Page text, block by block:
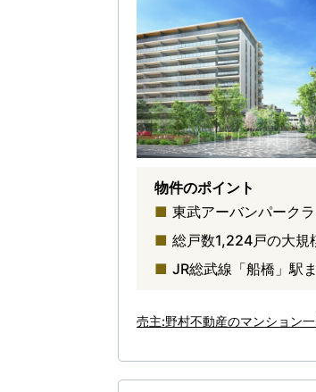
物件のポイント
東武アーバンパーク
総戸数1,224戸の大規
JR総武線「船橋」駅
売主:野村不動産のマンション